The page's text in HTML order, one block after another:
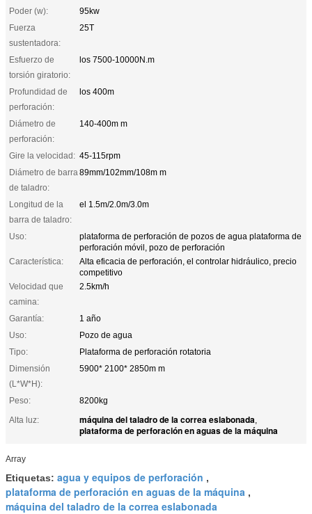
Poder (w):
95kw
Fuerza
sustentadora:
25T
Esfuerzo de
torsión giratorio:
los 7500-10000N.m
Profundidad de
perforación:
los 400m
Diámetro de
perforación:
140-400m m
Gire la velocidad: 45-115rpm
Diámetro de barra
de taladro:
89mm/102mm/108m m
Longitud de la
barra de taladro:
el 1.5m/2.0m/3.0m
Uso:
plataforma de perforación de pozos de agua plataforma de
perforación móvil, pozo de perforación
Característica:
Alta eficacia de perforación, el controlar hidráulico, precio
competitivo
Velocidad que
camina:
2.5km/h
Garantía:
1 año
Uso:
Pozo de agua
Tipo:
Plataforma de perforación rotatoria
Dimensión
(L*W*H):
5900* 2100* 2850m m
Peso:
8200kg
Alta luz:
máquina del taladro de la correa eslabonada,
plataforma de perforación en aguas de la máquina
Array
Etiquetas: agua y equipos de perforación ,
plataforma de perforación en aguas de la máquina ,
máquina del taladro de la correa eslabonada